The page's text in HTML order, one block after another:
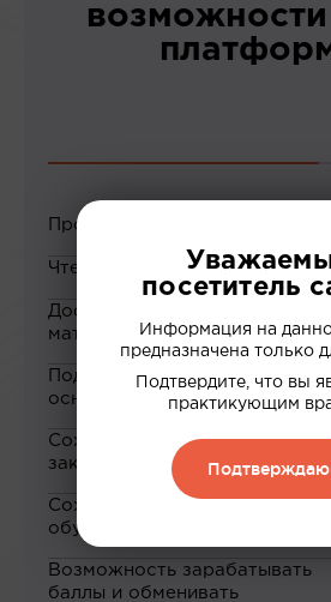
Просмотр вебинаров
Чтение статей
Доступ к закрытым
материалам
Подборка материалов на
основе ваших интересов
Сохранение материалов в
закладки
Сохранение прогресса по
обучению
Возможность зарабатывать
баллы и обменивать
посетитель
Информация на
предназначена только
Подтвердите, что вы
практикующим
Подтверждаю